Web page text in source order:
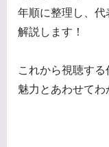
年順に整理し、代
解説します！
これから視聴す
魅力とあわせてわ